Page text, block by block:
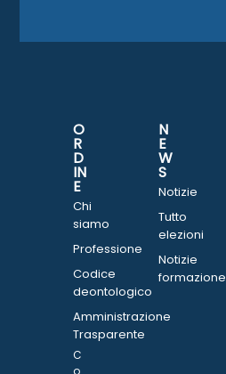
O
R
D
IN
E
Chi
siamo
Professione
Codice
deontologico
Amministrazione
Trasparente
C
N
E
W
S
Notizie
Tutto
elezioni
Notizie
formazione